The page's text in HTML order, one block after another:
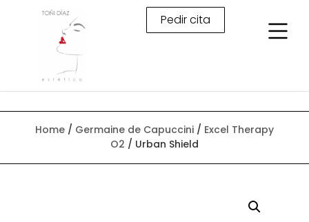
Pedir cita
Home / Germaine de Capuccini / Excel Therapy
O2 / Urban Shield